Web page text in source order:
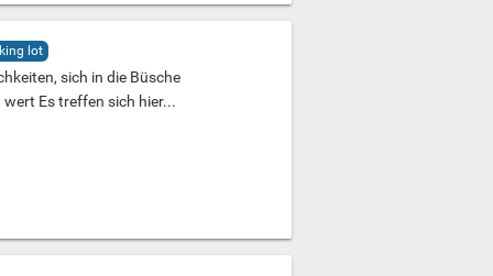
lot
sich in die Büsche
Es treffen sich hier...